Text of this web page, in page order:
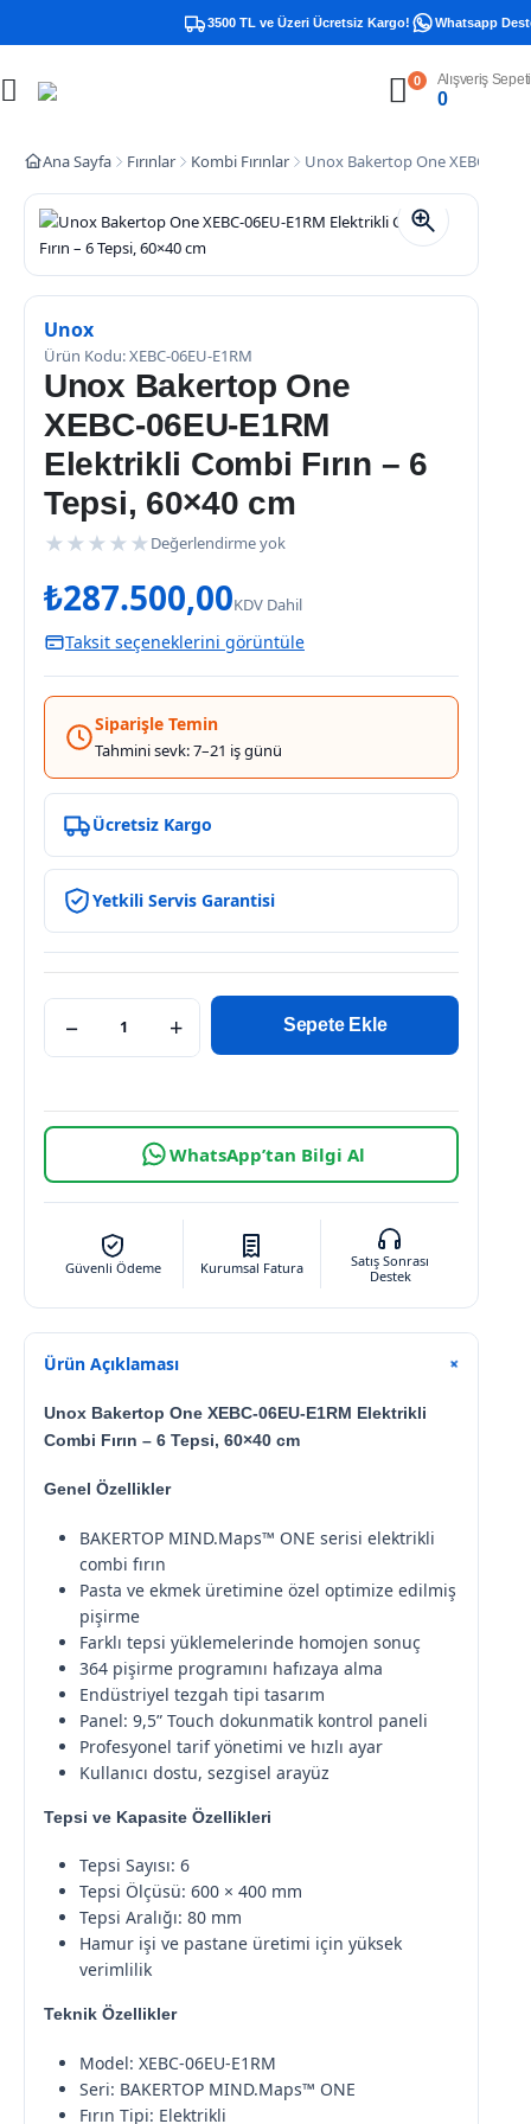
3500 TL ve Üzeri Ücretsiz Kargo! Whatsapp
0 Alışveriş Sepeti
0
Ana Sayfa Fırınlar Kombi Fırınlar Unox Bakertop One XEBC-
Unox
Ürün Kodu: XEBC-06EU-E1RM
Unox Bakertop One
XEBC-06EU-E1RM
Elektrikli Combi Fırın – 6
Tepsi, 60×40 cm
★ ★ ★ ★ ★ Değerlendirme yok
₺287.500,00KDV Dahil
Taksit seçeneklerini görüntüle
Siparişle Temin
Tahmini sevk: 7–21 iş günü
Ücretsiz Kargo
Yetkili Servis Garantisi
− + Sepete Ekle
WhatsApp’tan Bilgi Al
Güvenli Ödeme Kurumsal Fatura
Satış Sonrası
Destek
Ürün Açıklaması +
Unox Bakertop One XEBC-06EU-E1RM Elektrikli
Combi Fırın – 6 Tepsi, 60×40 cm
Genel Özellikler
BAKERTOP MIND.Maps™ ONE serisi elektrikli
combi fırın
Pasta ve ekmek üretimine özel optimize edilmiş
pişirme
Farklı tepsi yüklemelerinde homojen sonuç
364 pişirme programını hafızaya alma
Endüstriyel tezgah tipi tasarım
Panel: 9,5” Touch dokunmatik kontrol paneli
Profesyonel tarif yönetimi ve hızlı ayar
Kullanıcı dostu, sezgisel arayüz
Tepsi ve Kapasite Özellikleri
Tepsi Sayısı: 6
Tepsi Ölçüsü: 600 × 400 mm
Tepsi Aralığı: 80 mm
Hamur işi ve pastane üretimi için yüksek
verimlilik
Teknik Özellikler
Model: XEBC-06EU-E1RM
Seri: BAKERTOP MIND.Maps™ ONE
Fırın Tipi: Elektrikli